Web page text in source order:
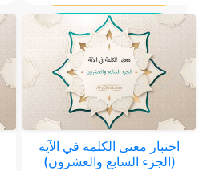
اختبار معنى الكلمة في الآية
(الجزء السابع والعشرون)